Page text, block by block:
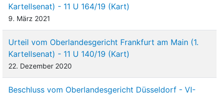
Kartellsenat) - 11 U 164/19 (Kart)
9. März 2021
Urteil vom Oberlandesgericht Frankfurt am Main (1.
Kartellsenat) - 11 U 140/19 (Kart)
22. Dezember 2020
Beschluss vom Oberlandesgericht Düsseldorf - VI-